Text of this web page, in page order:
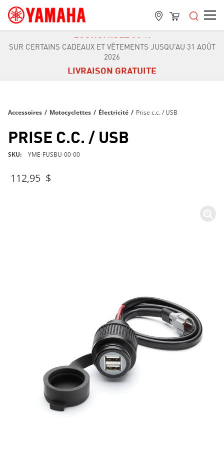
LIVRAISON GRATUITE
SUR TOUTES LES COMMANDES DE PLUS DE 99 $
SUR CERTAINS CADEAUX ET VÊTEMENTS JUSQU’AU 31 AOÛT
2026
LIVRAISON GRATUITE
SUR CERTAINS CADEAUX ET VÊTEMENTS JUSQU’AU 31 AOÛT
2026
LIVRAISON GRATUITE
SUR TOUTES LES COMMANDES DE PLUS DE 99 $
Accessoires / Motocyclettes / Électricité / Prise c.c. / USB
PRISE C.C. / USB
SKU YME-FUSBU-00-00
112,95 $